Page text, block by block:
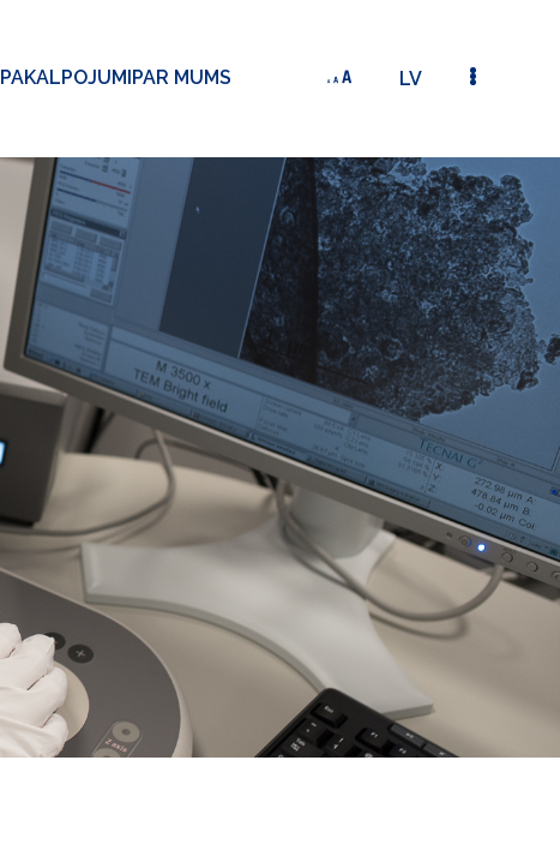
PAKALPOJUMIPAR MUMS LV